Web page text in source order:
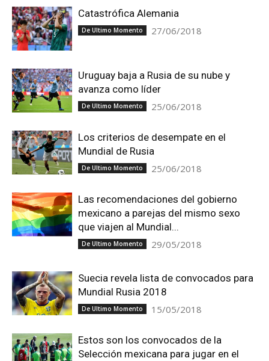
Catastrófica Alemania
De Ultimo Momento 27/06/2018
Uruguay baja a Rusia de su nube y
avanza como líder
De Ultimo Momento 25/06/2018
Los criterios de desempate en el
Mundial de Rusia
De Ultimo Momento 25/06/2018
Las recomendaciones del gobierno
mexicano a parejas del mismo sexo
que viajen al Mundial...
De Ultimo Momento 29/05/2018
Suecia revela lista de convocados para
Mundial Rusia 2018
De Ultimo Momento 15/05/2018
Estos son los convocados de la
Selección mexicana para jugar en el